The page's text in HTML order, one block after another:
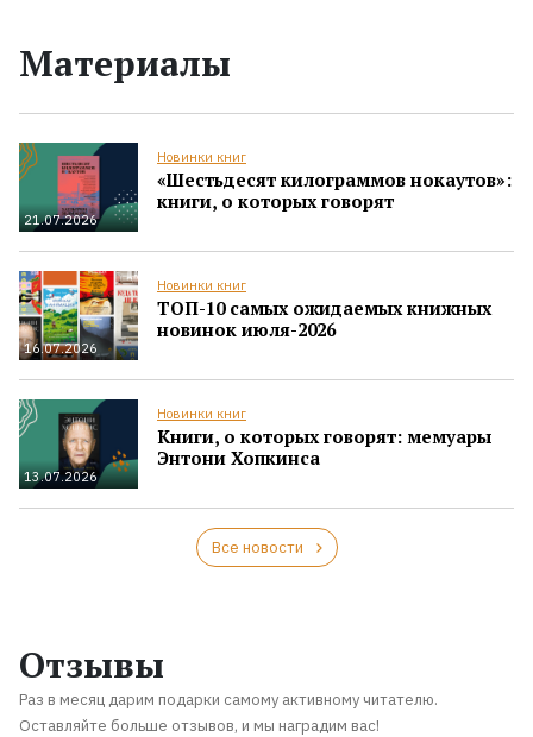
Материалы
21.07.2026
Новинки книг
«Шестьдесят килограммов нокаутов»:
книги, о которых говорят
16.07.2026
Новинки книг
ТОП-10 самых ожидаемых книжных
новинок июля-2026
13.07.2026
Новинки книг
Книги, о которых говорят: мемуары
Энтони Хопкинса
Все новости
Отзывы
Раз в месяц дарим подарки самому активному читателю.
Оставляйте больше отзывов, и мы наградим вас!